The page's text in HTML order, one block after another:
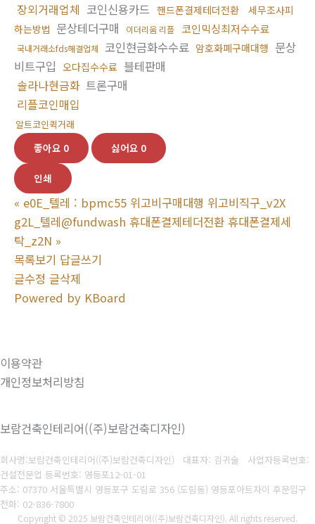
장외거래업체 코인신용카드 핸드폰결제테더전환
세무조사피
하는방법 문상테더구매 이더리움 리플 코인믹싱최저수수료
국내거래소fds해결업체 코인현금화수수료 암호화폐구매대행 문상
비트구입 오다집수수료 블테판매
솔라나현금화 트론구매
리플코인매입
알트코인퀵거래
좋아요 0 싫어요 0
인쇄
« e0E_텔레 : bpmc55 위고비구매대행 위고비직구_v2X
g2L_텔레@fundwash 휴대폰결제테더전환 휴대폰결제세
탁_z2N »
목록보기 답글쓰기
글수정 글삭제
Powered by KBoard
이용약관
개인정보처리방침
보람건축인테리어((주)보람건축디자인)
회사명:보람건축인테리어((주)보람건축디자인) 대표자: 김귀술 사업자등록번호:
건설전문업 등록번호: 영등포12-01-01
주소: 07370 서울특별시 영등포구 도림로 356 (도림동) 영등포아트자이 후문입구
전화: 02-836-7800
Copyright © 2025 보람건축인테리어((주)보람건축디자인). All rights reserved.